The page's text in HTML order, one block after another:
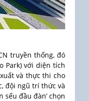
truyền thống, đó
Park) với diện tích
và thực thi cho
đội ngũ trí thức và
sếu đầu đàn’ chọn